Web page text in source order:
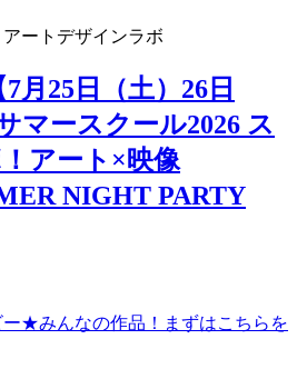
アートデザインラボ
月25日（土）26日
マースクール2026 ス
アート×映像
NIGHT PARTY
★みんなの作品！まずはこちらを